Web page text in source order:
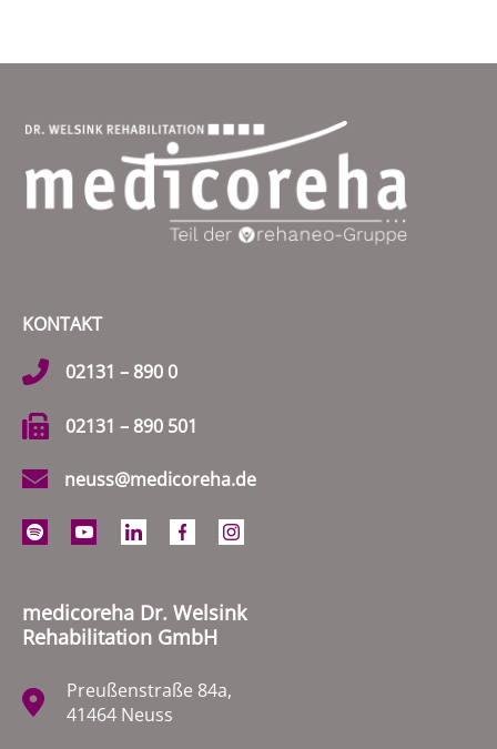
KONTAKT
02131 – 890 0
02131 – 890 501
neuss@medicoreha.de
medicoreha Dr. Welsink
Rehabilitation GmbH
Preußenstraße 84a,
41464 Neuss